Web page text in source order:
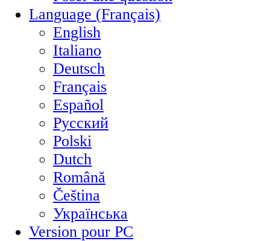
Language (Français)
English
Italiano
Deutsch
Français
Español
Русский
Polski
Dutch
Română
Čeština
Українська
Version pour PC